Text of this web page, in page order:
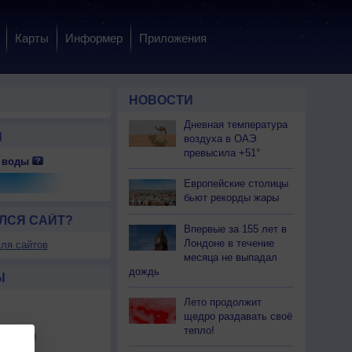
Карты Информер Приложения
0.0
7 пт
С-З
+25
+26
Ночь
0.0
+25
+26
Ночь
+26
Утро
+26
Утро
+33
воды
САЙТ?
сайтов
НОВОСТИ
Дневная температура
воздуха в ОАЭ
превысила +51°
Европейские столицы
бьют рекорды жары
Впервые за 155 лет в
Лондоне в течение
месяца не выпадал
дождь
Лето продолжит
щедро раздавать своё
тепло!